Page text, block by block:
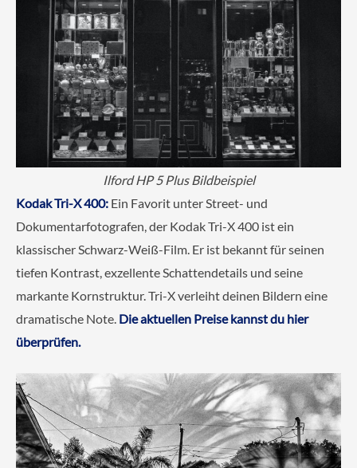
Ilford HP 5 Plus Bildbeispiel
Kodak Tri-X 400: Ein Favorit unter Street- und
Dokumentarfotografen, der Kodak Tri-X 400 ist ein
klassischer Schwarz-Weiß-Film. Er ist bekannt für seinen
tiefen Kontrast, exzellente Schattendetails und seine
markante Kornstruktur. Tri-X verleiht deinen Bildern eine
dramatische Note. Die aktuellen Preise kannst du hier
überprüfen.